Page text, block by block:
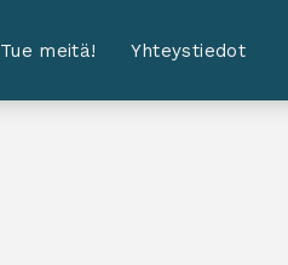
Tue meitä! Yhteystiedot